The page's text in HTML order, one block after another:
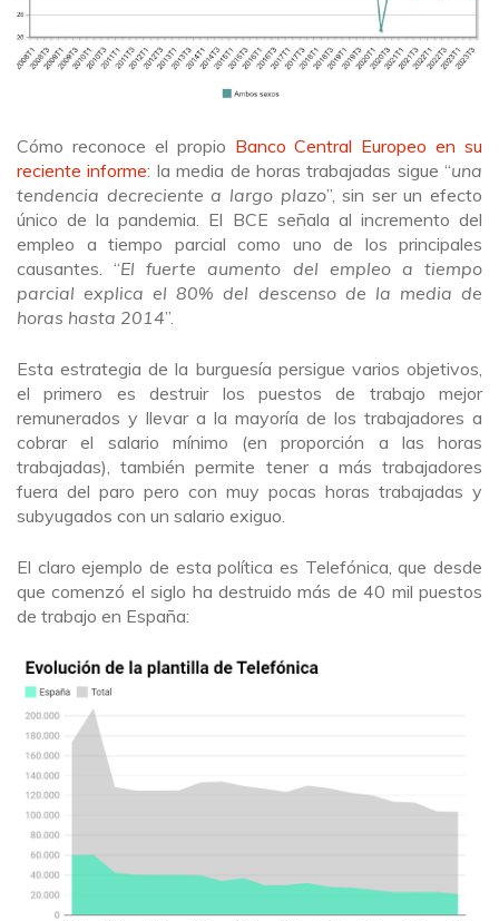
Cómo reconoce el propio Banco Central Europeo en su
reciente informe: la media de horas trabajadas sigue “una
tendencia decreciente a largo plazo”, sin ser un efecto
único de la pandemia. El BCE señala al incremento del
empleo a tiempo parcial como uno de los principales
causantes. “El fuerte aumento del empleo a tiempo
parcial explica el 80% del descenso de la media de
horas hasta 2014”.
Esta estrategia de la burguesía persigue varios objetivos,
el primero es destruir los puestos de trabajo mejor
remunerados y llevar a la mayoría de los trabajadores a
cobrar el salario mínimo (en proporción a las horas
trabajadas), también permite tener a más trabajadores
fuera del paro pero con muy pocas horas trabajadas y
subyugados con un salario exiguo.
El claro ejemplo de esta política es Telefónica, que desde
que comenzó el siglo ha destruido más de 40 mil puestos
de trabajo en España: